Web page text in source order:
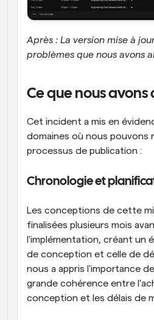
Après : La version mise à
problèmes que nous avons
Ce que nous avons
Cet incident a mis en
domaines où nous
processus de publication :
Chronologie et
Les conceptions de cette
finalisées plusieurs mois
l'implémentation, créant un
de conception et celle de
nous a appris l'importance
grande cohérence entre
conception et les délais de